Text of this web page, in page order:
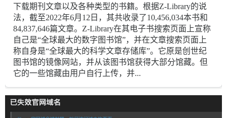
下载期刊文章以及各种类型的书籍。根据Z-Library的说
法，截至2022年6月12日，其共收录了10,456,034本书和
84,837,646篇文章。Z-Library在其电子书搜索页面上宣称
自己是“全球最大的数字图书馆”，并在文章搜索页面上
称自身是“全球最大的科学文章存储库”。它原是创世纪
图书馆的镜像网站，并从该图书馆获得大部分馆藏。但
它的一些馆藏由用户自行上传，并...